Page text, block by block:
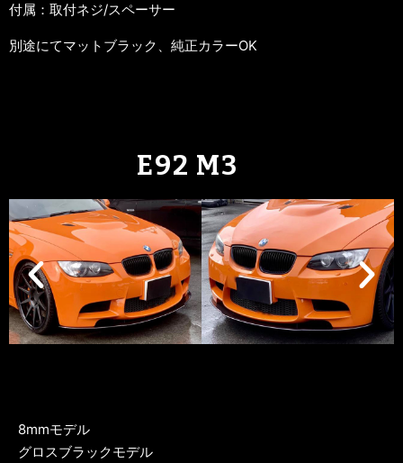
付属：取付ネジ/スペーサー
別途にてマットブラック、純正カラーOK
E92 M3
8mmモデル
グロスブラックモデル